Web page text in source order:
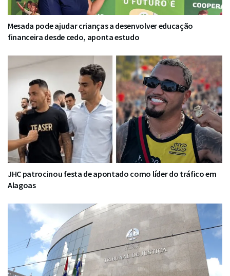
Mesada pode ajudar crianças a desenvolver educação
financeira desde cedo, aponta estudo
JHC patrocinou festa de apontado como líder do tráfico em
Alagoas